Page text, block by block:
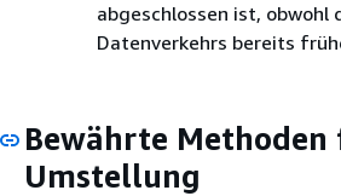
abgeschlossen ist, obwohl
Datenverkehrs bereits
Bewährte Methoden
Umstellung